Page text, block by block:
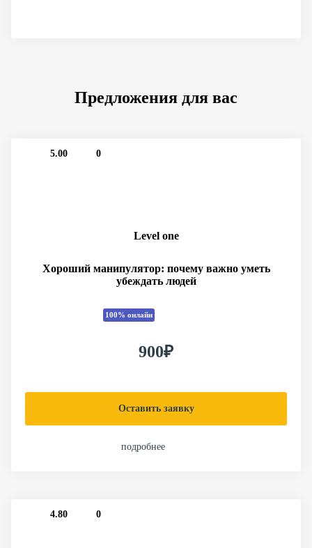
Предложения для вас
5.00 0
Level one
Хороший манипулятор: почему важно уметь
убеждать людей
100% онлайн
900₽
Оставить заявку
подробнее
4.80 0